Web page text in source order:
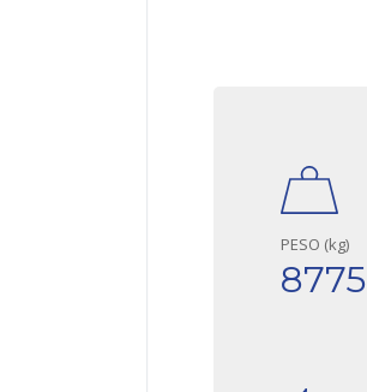
PESO (kg)
8775